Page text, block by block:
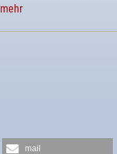
mehr
mail